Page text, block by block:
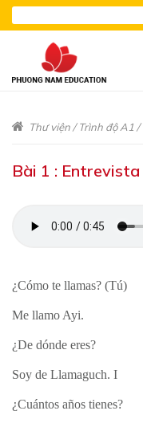
Thư viện/Trình độ A1 /
Bài 1 : Entrevista
¿Cómo te llamas? (Tú)
Me llamo Ayi.
¿De dónde eres?
Soy de Llamaguch. I
¿Cuántos años tienes?